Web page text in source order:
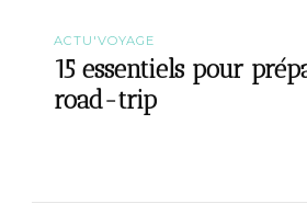
n
ACTU'VOYAGE
15 essentiels pour
road-trip